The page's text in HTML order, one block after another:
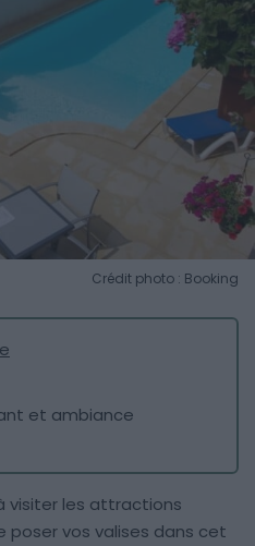
Crédit photo : Booking
et ambiance
visiter les attractions
poser vos valises dans cet